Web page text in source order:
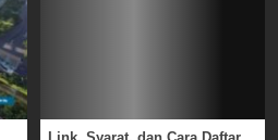
Link, Syarat, dan Cara Daftar